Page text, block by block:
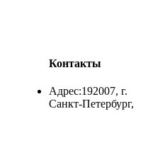
Контакты
Адрес:192007, г.
Санкт-Петербург,